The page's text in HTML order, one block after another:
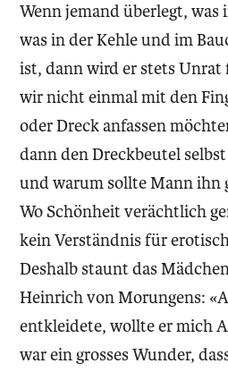
Wenn jemand überlegt, was
was in der Kehle und im
ist, dann wird er stets
wir nicht einmal mit den
oder Dreck anfassen
dann den Dreckbeutel
und warum sollte Mann ihn
Wo Schönheit verächtlich
kein Verständnis für
Deshalb staunt das
Heinrich von Morungens:
entkleidete, wollte er mich
war ein grosses Wunder,